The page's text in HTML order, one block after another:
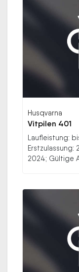
Husqvarna
Vitpilen 401
Laufleistung:
Erstzulassung:
2024; Gültige